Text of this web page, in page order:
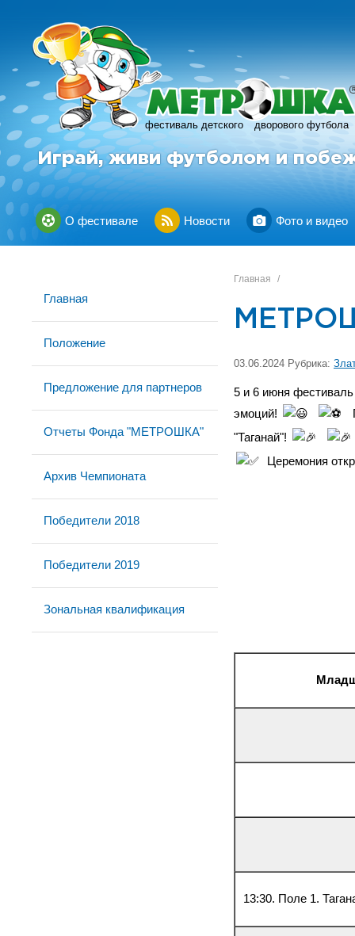
фестиваль детского дворового футбола
R
Играй, живи футболом и
О фестивале Новости Фото и видео
Главная
Положение
Предложение для партнеров
Отчеты Фонда "МЕТРОШКА"
Архив Чемпионата
Победители 2018
Победители 2019
Зональная квалификация
Главная /
03.06.2024 Рубрика:
5 и 6 июня
эмоций!
"Таганай"!
Церемония
13:30. Поле 1.